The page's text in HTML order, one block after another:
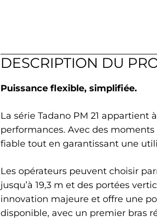
DESCRIPTION DU
Puissance flexible, simplifiée.
La série Tadano PM 21
performances. Avec des
fiable tout en garantissant une
Les opérateurs peuvent choisir
jusqu’à 19,3 m et des portées
innovation majeure et offre une
disponible, avec un premier bras